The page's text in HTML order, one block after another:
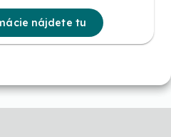
nájdete tu